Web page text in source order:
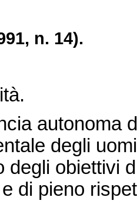
n. 14).
autonoma
degli
degli obiettivi
di pieno